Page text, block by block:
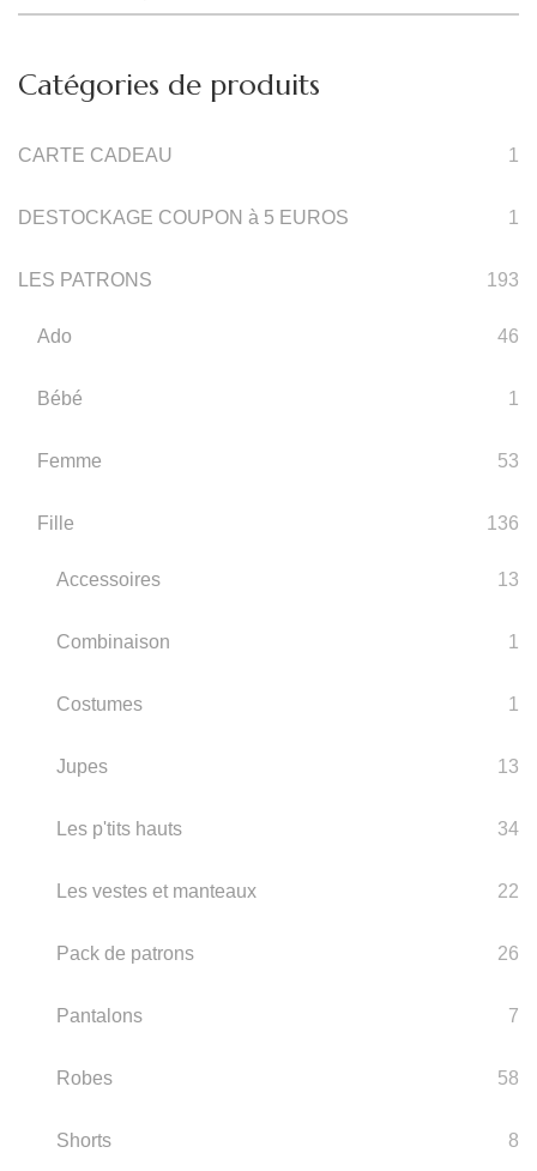
Catégories de produits
CARTE CADEAU 1
DESTOCKAGE COUPON à 5 EUROS 1
LES PATRONS 193
Ado 46
Bébé 1
Femme 53
Fille 136
Accessoires 13
Combinaison 1
Costumes 1
Jupes 13
Les p'tits hauts 34
Les vestes et manteaux 22
Pack de patrons 26
Pantalons 7
Robes 58
Shorts 8